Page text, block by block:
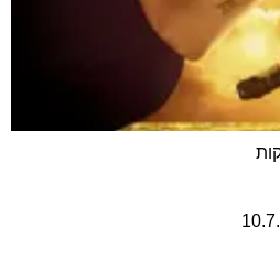
10.7.